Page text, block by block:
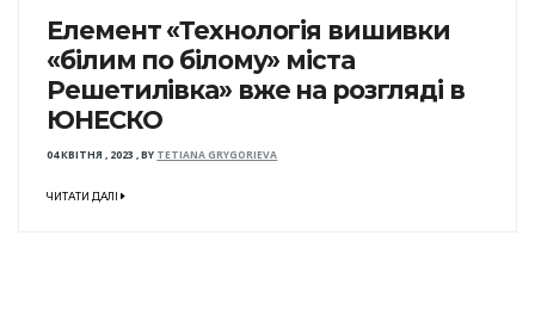
Елемент «Технологія вишивки
«білим по білому» міста
Решетилівка» вже на розгляді в
ЮНЕСКО
04 КВІТНЯ , 2023 ,BY TETIANA GRYGORIEVA
ЧИТАТИ ДАЛІ